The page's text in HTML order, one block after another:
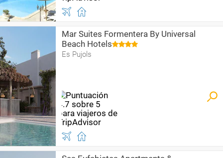
Mar Suites Formentera By Universal
Beach Hotels
Es Pujols